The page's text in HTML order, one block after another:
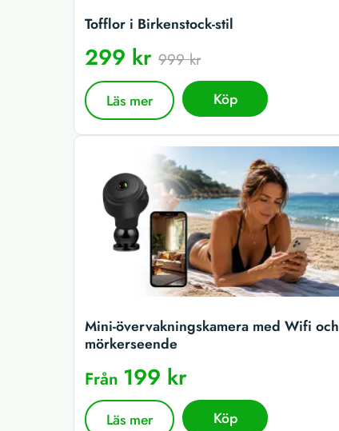
Tofflor i Birkenstock-stil
299 kr 999 kr
Läs mer Köp
Mini-övervakningskamera med Wifi och
mörkerseende
Från 199 kr
Läs mer Köp